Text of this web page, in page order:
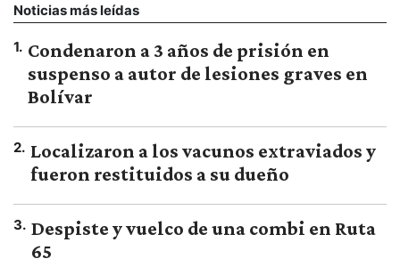
Noticias más leídas
1. Condenaron a 3 años de prisión en
suspenso a autor de lesiones graves en
Bolívar
2. Localizaron a los vacunos extraviados y
fueron restituidos a su dueño
3. Despiste y vuelco de una combi en Ruta
65